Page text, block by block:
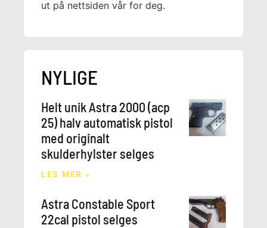
ut på nettsiden vår for deg.
NYLIGE
Helt unik Astra 2000 (acp
25) halv automatisk pistol
med originalt
skulderhylster selges
LES MER »
Astra Constable Sport
22cal pistol selges